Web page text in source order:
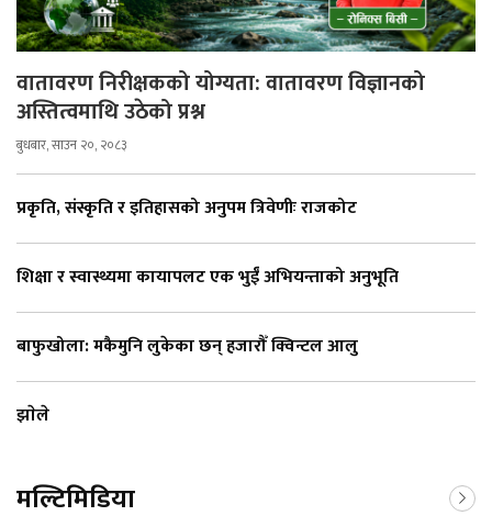
वातावरण निरीक्षकको योग्यता: वातावरण विज्ञानको
अस्तित्वमाथि उठेको प्रश्न
बुधबार, साउन २०, २०८३
प्रकृति, संस्कृति र इतिहासको अनुपम त्रिवेणीः राजकोट
शिक्षा र स्वास्थ्यमा कायापलट एक भुईँ अभियन्ताको अनुभूति
बाफुखोला: मकैमुनि लुकेका छन् हजारौँ क्विन्टल आलु
झाेले
मल्टिमिडिया